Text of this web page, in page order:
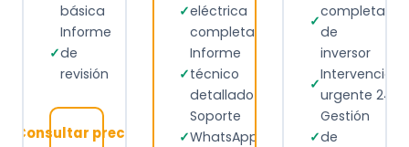
básica
✓
Informe
de
revisión
Consultar precio
✓eléctrica
completa
✓
Informe
técnico
detallado
✓
Soporte
WhatsApp
✓
completa
de
inversor
✓
Intervención
urgente 24h
✓
Gestión
de